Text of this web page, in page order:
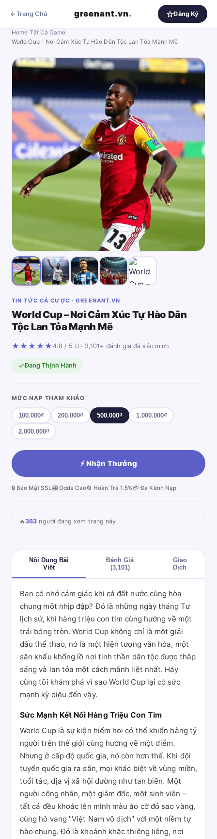
Trang Chủ greenant.vn. Đăng Ký
Home ›Tất Cả Game
World Cup – Nơi Cảm Xúc Tự Hào Dân Tộc Lan Tỏa Mạnh Mẽ
TIN TỨC CÁ CƯỢC · GREENANT.VN
World Cup – Nơi Cảm Xúc Tự Hào Dân
Tộc Lan Tỏa Mạnh Mẽ
★★★★★ 4.8 / 5.0 · 3,101+ đánh giá đã xác minh
Đang Thịnh Hành
MỨC NẠP THAM KHẢO
100.000₫ 200.000₫ 500.000₫ 1.000.000₫
2.000.000₫
⚡ Nhận Thưởng
🔒 Bảo Mật SSL🎰 Odds Cao🔄 Hoàn Trả 1.5%💳 Đa Kênh Nạp
🔥363 người đang xem trang này
Nội Dung Bài
Viết
Đánh Giá
(3,101)
Giao
Dịch
Bạn có nhớ cảm giác khi cả đất nước cùng hòa
chung một nhịp đập? Đó là những ngày tháng Tư
lịch sử, khi hàng triệu con tim cùng hướng về một
trái bóng tròn. World Cup không chỉ là một giải
đấu thể thao, nó là một hiện tượng văn hóa, một
sân khấu khổng lồ nơi tinh thần dân tộc được thắp
sáng và lan tỏa một cách mãnh liệt nhất. Hãy
cùng tôi khám phá vì sao World Cup lại có sức
mạnh kỳ diệu đến vậy.
Sức Mạnh Kết Nối Hàng Triệu Con Tim
World Cup là sự kiện hiếm hoi có thể khiến hàng tỷ
người trên thế giới cùng hướng về một điểm.
Nhưng ở cấp độ quốc gia, nó còn hơn thế. Khi đội
tuyển quốc gia ra sân, mọi khác biệt về vùng miền,
tuổi tác, địa vị xã hội dường như tan biến. Một
người công nhân, một giám đốc, một sinh viên –
tất cả đều khoác lên mình màu áo cờ đỏ sao vàng,
cùng hô vang "Việt Nam vô địch" với một niềm tự
hào chung. Đó là khoảnh khắc thiêng liêng, nơi